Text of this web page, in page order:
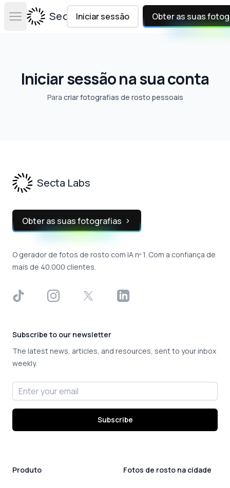
Open main menuSecta Labs
Iniciar sessão Obter as suas
Iniciar sessão na sua conta
Para criar fotografias de rosto pessoais
Secta Labs
Obter as suas fotografias
O gerador de fotos de rosto com IA nº 1. Com a confiança de
mais de 40.000 clientes.
TikTok InstagramX LinkedIn
Subscribe to our newsletter
The latest news, articles, and resources, sent to your inbox
weekly.
Email address
Subscribe
Produto Fotos de rosto na cidade